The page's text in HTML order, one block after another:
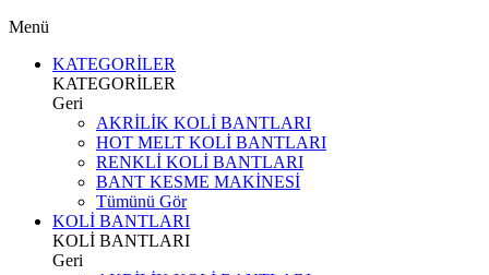
Menü
KATEGORİLER
KATEGORİLER
Geri
AKRİLİK KOLİ BANTLARI
HOT MELT KOLİ BANTLARI
RENKLİ KOLİ BANTLARI
BANT KESME MAKİNESİ
Tümünü Gör
KOLİ BANTLARI
KOLİ BANTLARI
Geri